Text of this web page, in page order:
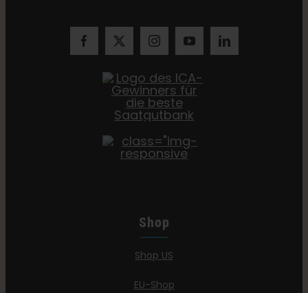
Shop
Shop US
EU-Shop